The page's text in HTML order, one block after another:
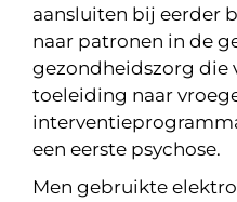
aansluiten bij eerder
naar patronen in de
gezondheidszorg die
toeleiding naar
een eerste psychose.
Men gebruikte